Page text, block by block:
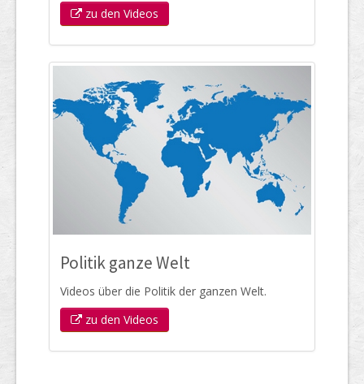
zu den Videos
Politik ganze Welt
Videos über die Politik der ganzen Welt.
zu den Videos